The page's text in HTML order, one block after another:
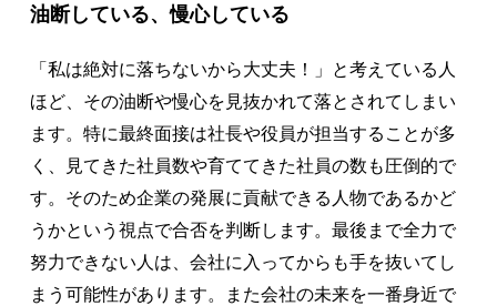
油断している、慢心している
「私は絶対に落ちないから大丈夫！」と考えている人
ほど、その油断や慢心を見抜かれて落とされてしまい
ます。特に最終面接は社長や役員が担当することが多
く、見てきた社員数や育ててきた社員の数も圧倒的で
す。そのため企業の発展に貢献できる人物であるかど
うかという視点で合否を判断します。最後まで全力で
努力できない人は、会社に入ってからも手を抜いてし
まう可能性があります。また会社の未来を一番身近で